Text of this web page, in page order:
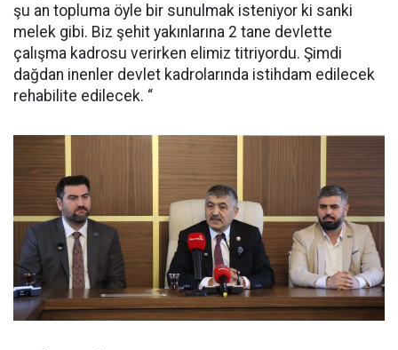
şu an topluma öyle bir sunulmak isteniyor ki sanki
melek gibi. Biz şehit yakınlarına 2 tane devlette
çalışma kadrosu verirken elimiz titriyordu. Şimdi
dağdan inenler devlet kadrolarında istihdam edilecek
rehabilite edilecek. “